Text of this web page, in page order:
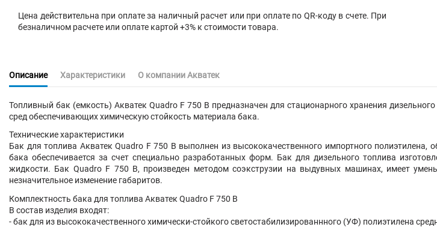
Цена действительна при оплате за наличный расчет или при оплате по QR-коду в счете. При
безналичном расчете или оплате картой +3% к стоимости товара.
Описание Характеристики О компании Акватек
Топливный бак (емкость) Акватек Quadro F 750 B предназначен для стационарного хранения
сред обеспечивающих химическую стойкость материала бака.
Технические характеристики
Бак для топлива Акватек Quadro F 750 B выполнен из высококачественного импортного
бака обеспечивается за счет специально разработанных форм. Бак для дизельного топлива
жидкости. Бак Quadro F 750 B, произведен методом соэкструзии на выдувных машинах, имеет
незначительное изменение габаритов.
Комплектность бака для топлива Акватек Quadro F 750 B
В состав изделия входят:
- бак для из высококачественного химически-стойкого светостабилизированнного (УФ) полиэтилена